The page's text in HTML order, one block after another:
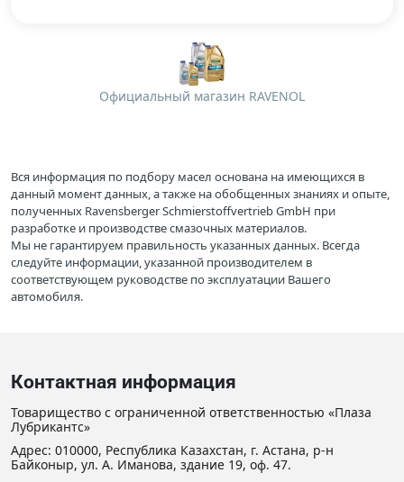
Официальный магазин RAVENOL
Вся информация по подбору масел основана на имеющихся в
данный момент данных, а также на обобщенных знаниях и опыте,
полученных Ravensberger Schmierstoffvertrieb GmbH при
разработке и производстве смазочных материалов.
Мы не гарантируем правильность указанных данных. Всегда
следуйте информации, указанной производителем в
соответствующем руководстве по эксплуатации Вашего
автомобиля.
Контактная информация
Товарищество с ограниченной ответственностью «Плаза
Лубрикантс»
Адрес: 010000, Республика Казахстан, г. Астана, р-н
Байконыр, ул. А. Иманова, здание 19, оф. 47.